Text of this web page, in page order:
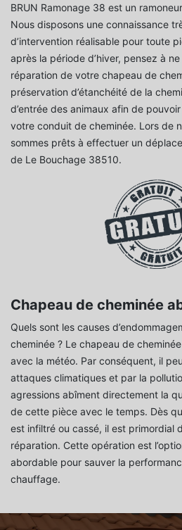
BRUN Ramonage 38 est un
Nous disposons une connaissance
d’intervention réalisable pour toute
après la période d’hiver, pensez à
réparation de votre chapeau de
préservation d’étanchéité de la
d’entrée des animaux afin de
votre conduit de cheminée. Lors de
sommes prêts à effectuer un
de Le Bouchage 38510.
Chapeau de cheminée
Quels sont les causes
cheminée ? Le chapeau de
avec la météo. Par conséquent, il
attaques climatiques et par la
agressions abîment directement la
de cette pièce avec le temps. Dès
est infiltré ou cassé, il est primordial
réparation. Cette opération est
abordable pour sauver la
chauffage.